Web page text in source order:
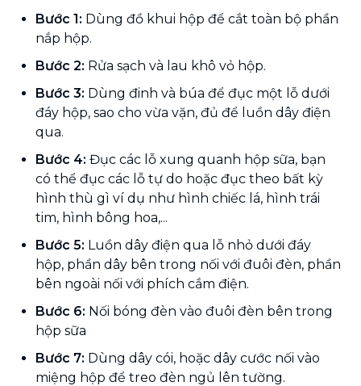
Bước 1: Dùng đồ khui hộp để cắt toàn bộ phần
nắp hộp.
Bước 2: Rửa sạch và lau khô vỏ hộp.
Bước 3: Dùng đinh và búa để đục một lỗ dưới
đáy hộp, sao cho vừa vặn, đủ để luồn dây điện
qua.
Bước 4: Đục các lỗ xung quanh hộp sữa, bạn
có thể đục các lỗ tự do hoặc đục theo bất kỳ
hình thù gì ví dụ như hình chiếc lá, hình trái
tim, hình bông hoa,...
Bước 5: Luồn dây điện qua lỗ nhỏ dưới đáy
hộp, phần dây bên trong nối với đuôi đèn, phần
bên ngoài nối với phích cắm điện.
Bước 6: Nối bóng đèn vào đuôi đèn bên trong
hộp sữa
Bước 7: Dùng dây cói, hoặc dây cước nối vào
miệng hộp để treo đèn ngủ lên tường.